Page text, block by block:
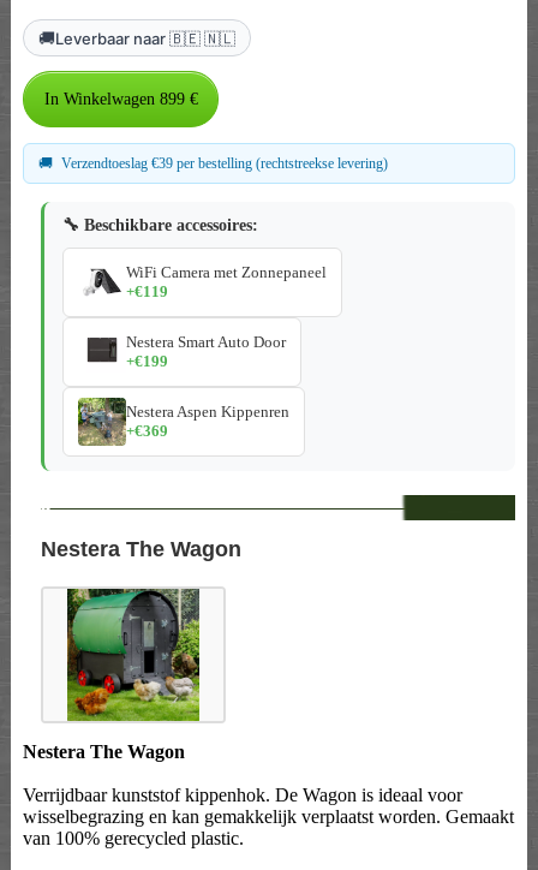
🚚Leverbaar naar 🇧🇪 🇳🇱
🚚 Verzendtoeslag €39 per bestelling (rechtstreekse levering)
🔧 Beschikbare accessoires:
WiFi Camera met Zonnepaneel
+€119
Nestera Smart Auto Door
+€199
Nestera Aspen Kippenren
+€369
--
Nestera The Wagon
Nestera The Wagon
Verrijdbaar kunststof kippenhok. De Wagon is ideaal voor
wisselbegrazing en kan gemakkelijk verplaatst worden. Gemaakt
van 100% gerecycled plastic.